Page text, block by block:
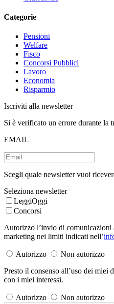
Categorie
Pensioni
Welfare
Fisco
Concorsi Pubblici
Lavoro
Economia
Risparmio
Iscriviti alla newsletter
Si è verificato un errore durante la
EMAIL
Scegli quale newsletter vuoi
Seleziona newsletter
LeggiOggi
Concorsi
Autorizzo l’invio di comunicazioni
marketing nei limiti indicati nell’
Autorizzo
Non autorizzo
Presto il consenso all’uso dei miei
con i miei interessi.
Autorizzo Non autorizzo